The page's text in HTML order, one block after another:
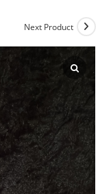
Next Product